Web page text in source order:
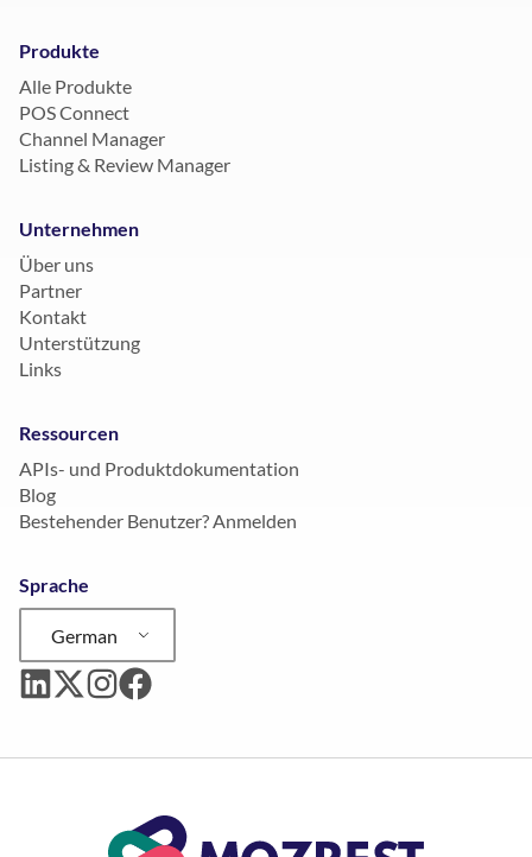
Produkte
Alle Produkte
POS Connect
Channel Manager
Listing & Review Manager
Unternehmen
Über uns
Partner
Kontakt
Unterstützung
Links
Ressourcen
APIs- und Produktdokumentation
Blog
Bestehender Benutzer? Anmelden
Sprache
German